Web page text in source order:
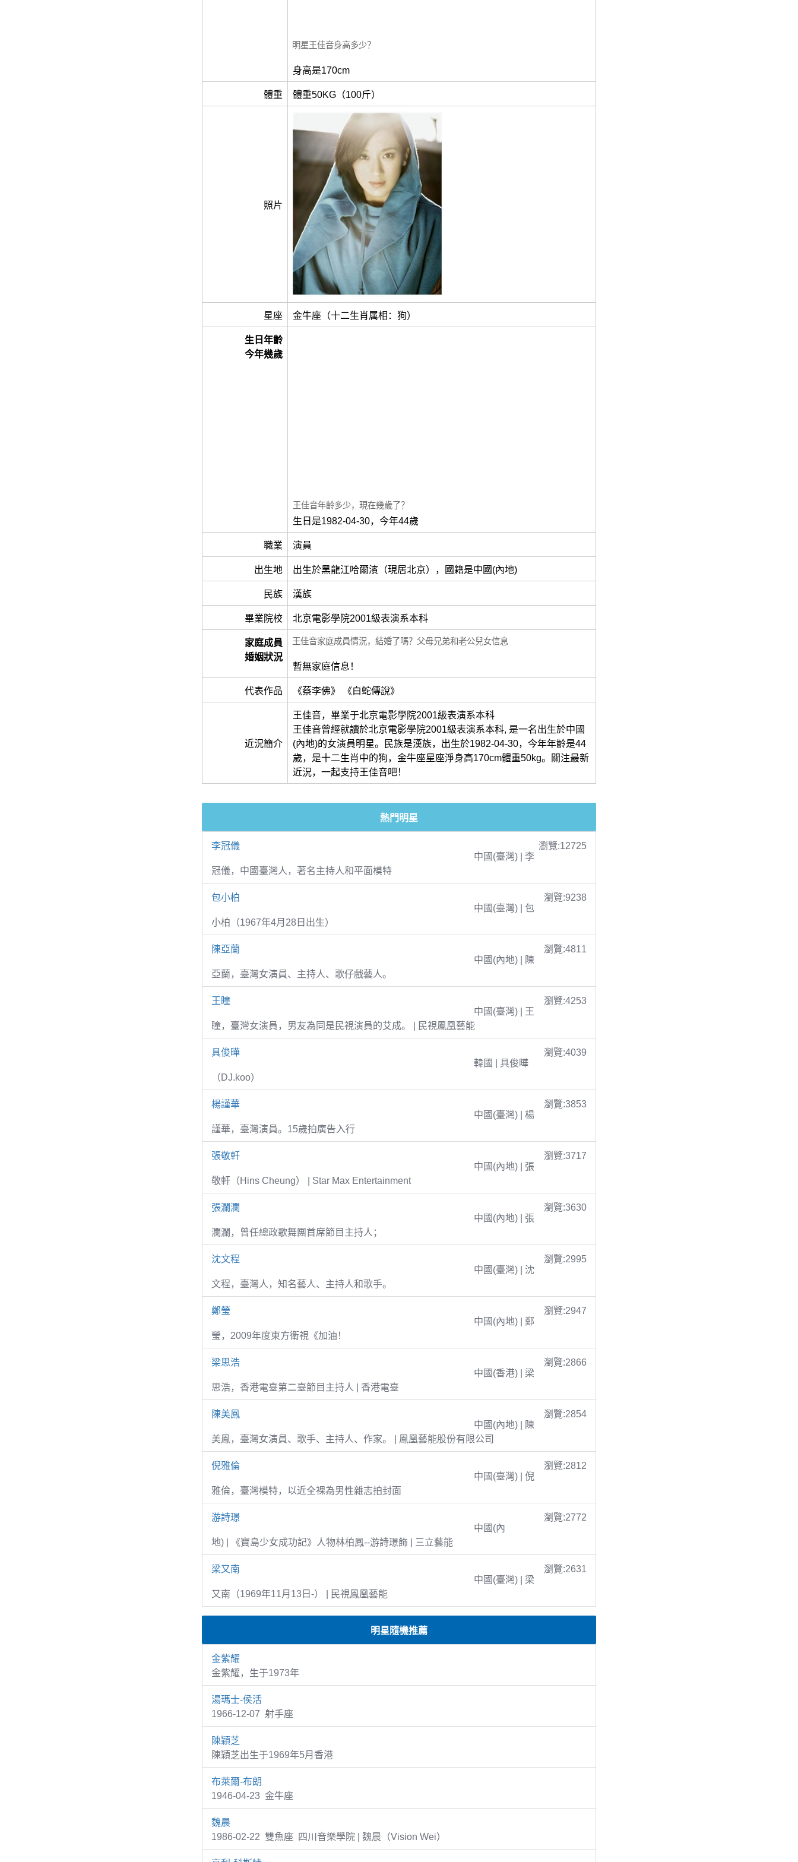
明星王佳音身高多少？
身高是170cm
體重 體重50KG（100斤）
照片
星座 金牛座（十二生肖属相：狗）
生日年齡
今年幾歲
王佳音年齡多少，現在幾歲了？
生日是1982-04-30，今年44歲
職業 演員
出生地 出生於黑龍江哈爾濱（現居北京），國籍是中國(內地)
民族 漢族
畢業院校 北京電影學院2001級表演系本科
家庭成員
婚姻狀況
王佳音家庭成員情況，結婚了嗎？父母兄弟和老公兒女信息
暫無家庭信息！
代表作品 《蔡李佛》 《白蛇傳說》
近況簡介
王佳音，畢業于北京電影學院2001級表演系本科
王佳音曾經就讀於北京電影學院2001級表演系本科, 是一名出生於中國
(內地)的女演員明星。民族是漢族，出生於1982-04-30，今年年齡是44
歲，是十二生肖中的狗，金牛座星座淨身高170cm體重50kg。關注最新
近況，一起支持王佳音吧！
熱門明星
李冠儀
瀏覽:12725
中國(臺灣) | 李
冠儀，中國臺灣人，著名主持人和平面模特
包小柏
瀏覽:9238
中國(臺灣) | 包
小柏（1967年4月28日出生）
陳亞蘭
瀏覽:4811
中國(內地) | 陳
亞蘭，臺灣女演員、主持人、歌仔戲藝人。
王瞳
瀏覽:4253
中國(臺灣) | 王
瞳，臺灣女演員，男友為同是民視演員的艾成。 | 民視鳳凰藝能
具俊曄
瀏覽:4039
韓國 | 具俊曄
（DJ.koo）
楊謹華
瀏覽:3853
中國(臺灣) | 楊
謹華，臺灣演員。15歲拍廣告入行
張敬軒
瀏覽:3717
中國(內地) | 張
敬軒（Hins Cheung） | Star Max Entertainment
張瀾瀾
瀏覽:3630
中國(內地) | 張
瀾瀾，曾任總政歌舞團首席節目主持人；
沈文程
瀏覽:2995
中國(臺灣) | 沈
文程，臺灣人，知名藝人、主持人和歌手。
鄭瑩
瀏覽:2947
中國(內地) | 鄭
瑩，2009年度東方衛視《加油！
梁思浩
瀏覽:2866
中國(香港) | 梁
思浩，香港電臺第二臺節目主持人 | 香港電臺
陳美鳳
瀏覽:2854
中國(內地) | 陳
美鳳，臺灣女演員、歌手、主持人、作家。 | 鳳凰藝能股份有限公司
倪雅倫
瀏覽:2812
中國(臺灣) | 倪
雅倫，臺灣模特，以近全裸為男性雜志拍封面
游詩璟
瀏覽:2772
中國(內
地) | 《寶島少女成功記》人物林柏鳳--游詩璟飾 | 三立藝能
梁又南
瀏覽:2631
中國(臺灣) | 梁
又南（1969年11月13日-） | 民視鳳凰藝能
明星隨機推薦
金紫耀
金紫耀，生于1973年
湯瑪士-侯活
1966-12-07 射手座
陳穎芝
陳穎芝出生于1969年5月香港
布萊爾-布朗
1946-04-23 金牛座
魏晨
1986-02-22 雙魚座 四川音樂學院 | 魏晨（Vision Wei）